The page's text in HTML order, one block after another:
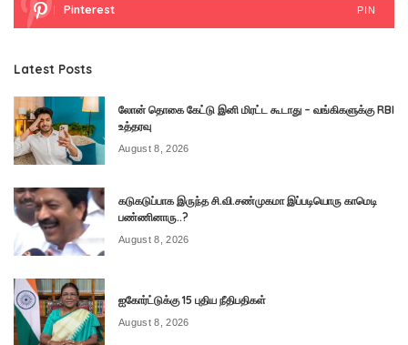
Pinterest PIN
Latest Posts
லோன் தொகை கேட்டு இனி மிரட்ட கூடாது – வங்கிகளுக்கு RBI
உத்தரவு
August 8, 2026
கடுகடுப்பாக இருந்த சி.வி.சண்முகமா இப்படியொரு காமெடி
பண்ணினாரு..?
August 8, 2026
ஐகோர்ட்டுக்கு 15 புதிய நீதிபதிகள்
August 8, 2026